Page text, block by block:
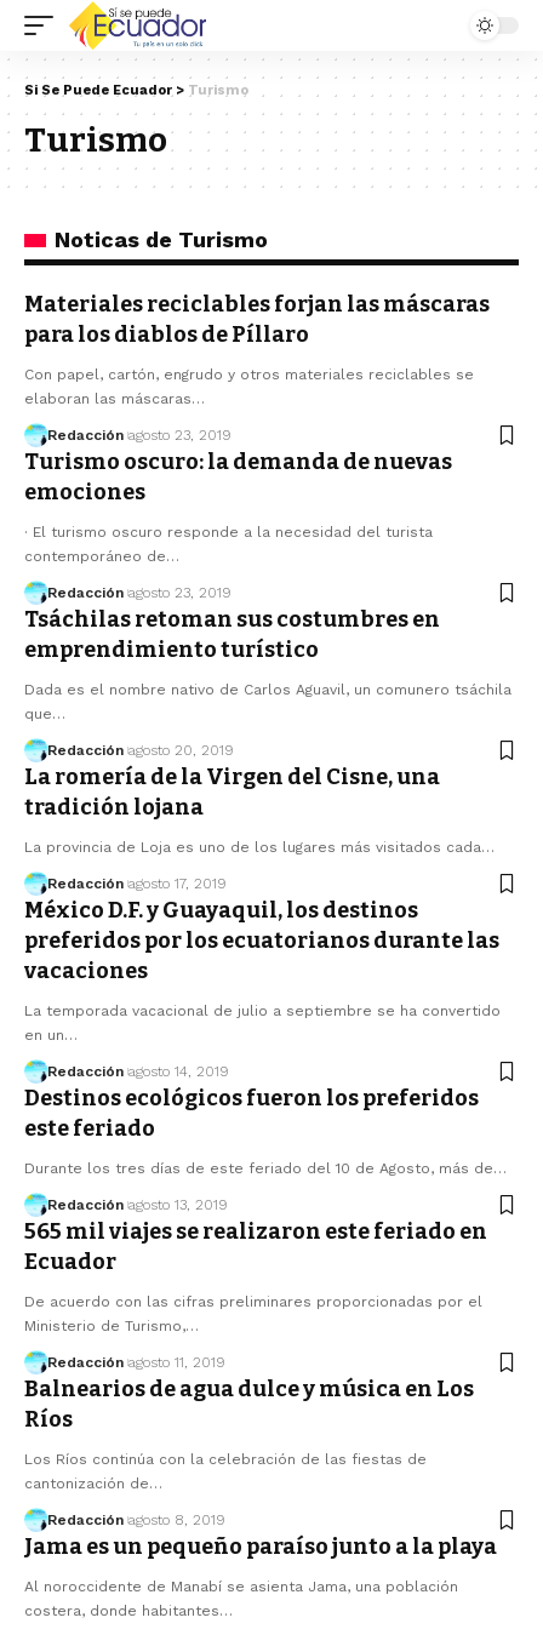
Si Se Puede Ecuador > Turismo
Turismo
Noticas de Turismo
Materiales reciclables forjan las máscaras
para los diablos de Píllaro
Con papel, cartón, engrudo y otros materiales reciclables se
elaboran las máscaras…
Redacción agosto 23, 2019
Turismo oscuro: la demanda de nuevas
emociones
· El turismo oscuro responde a la necesidad del turista
contemporáneo de…
Redacción agosto 23, 2019
Tsáchilas retoman sus costumbres en
emprendimiento turístico
Dada es el nombre nativo de Carlos Aguavil, un comunero tsáchila
que…
Redacción agosto 20, 2019
La romería de la Virgen del Cisne, una
tradición lojana
La provincia de Loja es uno de los lugares más visitados cada…
Redacción agosto 17, 2019
México D.F. y Guayaquil, los destinos
preferidos por los ecuatorianos durante las
vacaciones
La temporada vacacional de julio a septiembre se ha convertido
en un…
Redacción agosto 14, 2019
Destinos ecológicos fueron los preferidos
este feriado
Durante los tres días de este feriado del 10 de Agosto, más de…
Redacción agosto 13, 2019
565 mil viajes se realizaron este feriado en
Ecuador
De acuerdo con las cifras preliminares proporcionadas por el
Ministerio de Turismo,…
Redacción agosto 11, 2019
Balnearios de agua dulce y música en Los
Ríos
Los Ríos continúa con la celebración de las fiestas de
cantonización de…
Redacción agosto 8, 2019
Jama es un pequeño paraíso junto a la playa
Al noroccidente de Manabí se asienta Jama, una población
costera, donde habitantes…